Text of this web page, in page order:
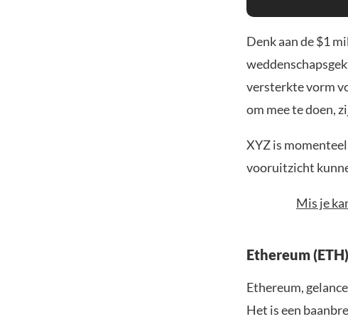
Denk aan de $1
versterkte vorm
om mee te doen,
XYZ is
vooruitzicht
Mis je
Ethereum (ETH)
Ethereum,
Het is een